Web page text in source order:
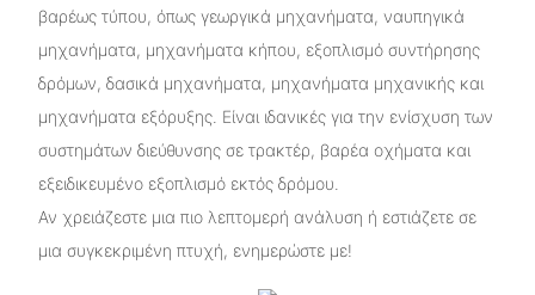
βαρέως τύπου, όπως γεωργικά μηχανήματα, ναυπηγικά
μηχανήματα, μηχανήματα κήπου, εξοπλισμό συντήρησης
δρόμων, δασικά μηχανήματα, μηχανήματα μηχανικής και
μηχανήματα εξόρυξης. Είναι ιδανικές για την ενίσχυση των
συστημάτων διεύθυνσης σε τρακτέρ, βαρέα οχήματα και
εξειδικευμένο εξοπλισμό εκτός δρόμου.
Αν χρειάζεστε μια πιο λεπτομερή ανάλυση ή εστιάζετε σε
μια συγκεκριμένη πτυχή, ενημερώστε με!